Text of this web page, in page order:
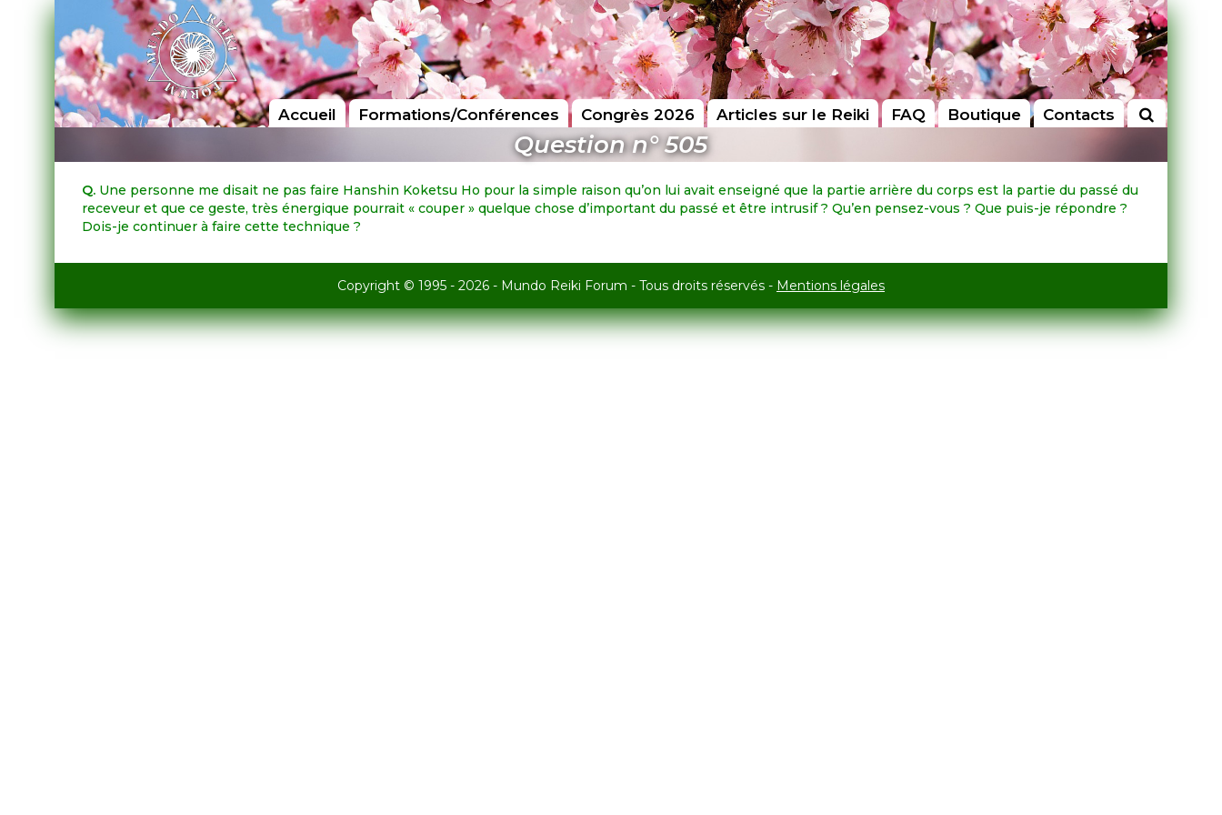
Accueil Formations/Conférences Congrès 2026 Articles sur le Reiki FAQ Boutique Contacts
Question n° 505
Q. Une personne me disait ne pas faire Hanshin Koketsu Ho pour la simple raison qu’on lui avait enseigné que la partie arrière du corps est la partie du passé du
receveur et que ce geste, très énergique pourrait « couper » quelque chose d’important du passé et être intrusif ? Qu’en pensez-vous ? Que puis-je répondre ?
Dois-je continuer à faire cette technique ?
Copyright © 1995 - 2026 - Mundo Reiki Forum - Tous droits réservés - Mentions légales